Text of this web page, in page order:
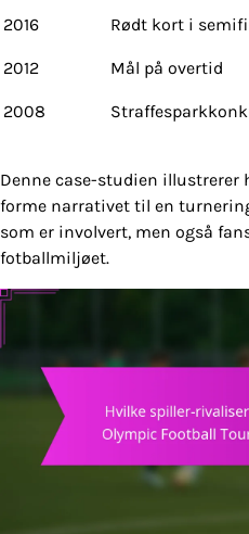
2016 Rødt kort i
2012
Mål på overtid
2008
Denne case-studien illustrerer
forme narrativet til en
som er involvert, men også
fotballmiljøet.